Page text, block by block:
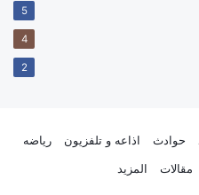
5
4
2
حوادث اذاعه و تلفزيون
رياضه
مقالات المزيد